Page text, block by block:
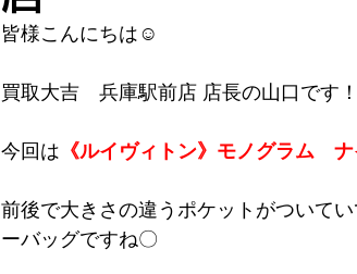
皆様こんにちは☺
買取大吉　兵庫駅前店 店長の山口です！
今回は 《ルイヴィトン》モノグラム　
前後で大きさの違うポケットがついて
ーバッグですね〇